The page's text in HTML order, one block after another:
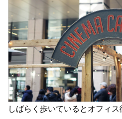
しばらく歩いているとオフィ